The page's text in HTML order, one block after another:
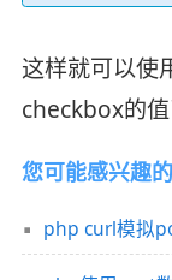
这样就可以使
checkbox的值
您可能感兴趣
php curl模拟